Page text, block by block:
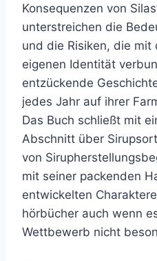
Konsequenzen von
unterstreichen die
und die Risiken, die mit
eigenen Identität
entzückende
jedes Jahr auf ihrer
Das Buch schließt mit
Abschnitt über
von
mit seiner packenden
entwickelten
hörbücher auch wenn
Wettbewerb nicht